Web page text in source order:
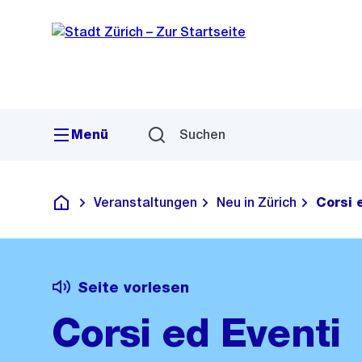
Navigation
Sprunglink
Menü Suchen
Deutsch
Veranstaltungen Neu in Zürich Corsi
Seite vorlesen
Corsi ed Eventi